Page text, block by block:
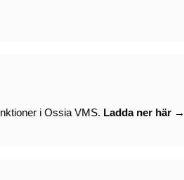
i Ossia VMS. Ladda ner här →